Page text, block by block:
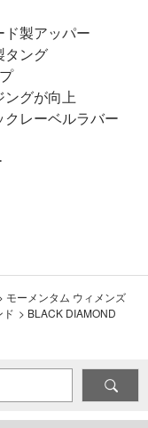
製アッパー
タング
ングが向上
レーベルラバー
モーメンタム ウィメンズ
ド > BLACK DIAMOND